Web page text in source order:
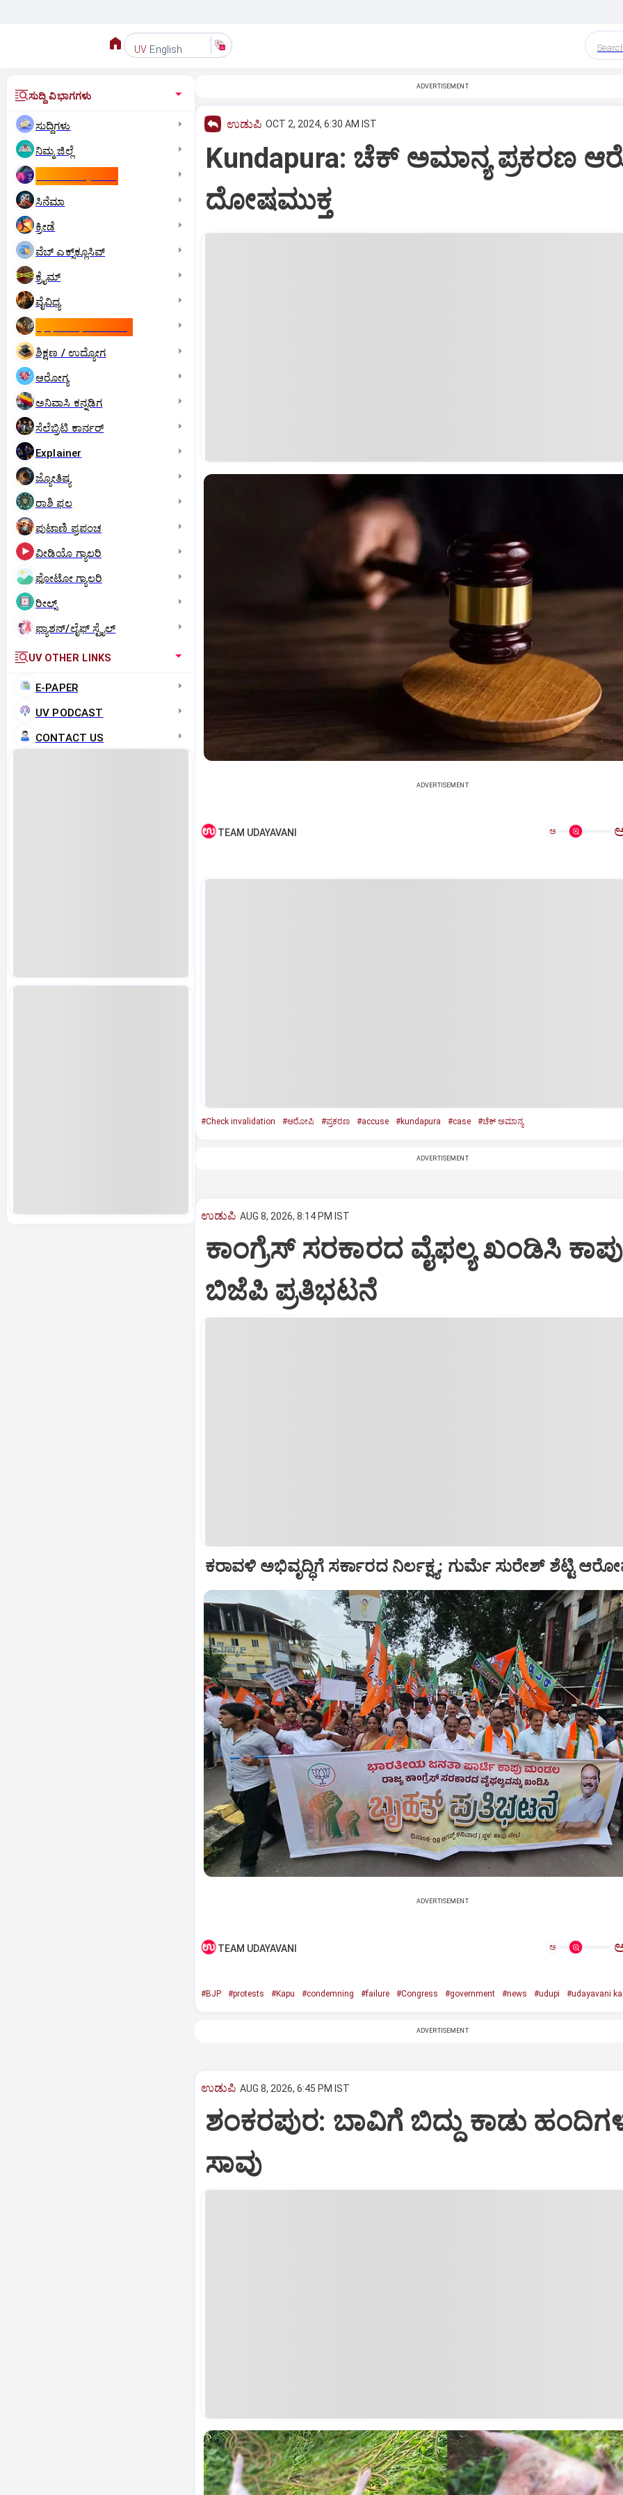
UV English
ಸುದ್ದಿ ವಿಭಾಗಗಳು
ಸುದ್ದಿಗಳು
ನಿಮ್ಮ ಜಿಲ್ಲೆ
ಸಿನೆಮಾ
ಕ್ರೀಡೆ
ವೆಬ್ ಎಕ್ಸ್‌ಕ್ಲೂಸಿವ್
ಕ್ರೈಮ್
ವೈವಿಧ್ಯ
ಶಿಕ್ಷಣ / ಉದ್ಯೋಗ
ಆರೋಗ್ಯ
ಅನಿವಾಸಿ ಕನ್ನಡಿಗ
ಸೆಲೆಬ್ರಿಟಿ ಕಾರ್ನರ್‌
Explainer
ಜ್ಯೋತಿಷ್ಯ
ರಾಶಿ ಫಲ
ಪುಟಾಣಿ ಪ್ರಪಂಚ
ವೀಡಿಯೊ ಗ್ಯಾಲರಿ
ಫೋಟೋ ಗ್ಯಾಲರಿ
ರೀಲ್ಸ್
ಫ್ಯಾಶನ್/ಲೈಫ್‌ ಸ್ಟೈಲ್
UV OTHER LINKS
E-PAPER
UV PODCAST
CONTACT US
ADVERTISEMENT
ಉಡುಪಿ OCT 2, 2024, 6:30 AM IST
Kundapura: ಚೆಕ್‌ ಅಮಾನ್ಯ ಪ್ರಕರಣ
ದೋಷಮುಕ್ತ
ADVERTISEMENT
TEAM UDAYAVANI ಅ
#Check invalidation #ಆರೋಪಿ #ಪ್ರಕರಣ #accuse #kundapura #case #ಚೆಕ್‌ ಅಮಾನ್ಯ
ADVERTISEMENT
ಉಡುಪಿ AUG 8, 2026, 8:14 PM IST
ಕಾಂಗ್ರೆಸ್ ಸರಕಾರದ ವೈಫಲ್ಯ ಖಂಡಿಸಿ
ಬಿಜೆಪಿ ಪ್ರತಿಭಟನೆ
ಕರಾವಳಿ ಅಭಿವೃದ್ಧಿಗೆ ಸರ್ಕಾರದ ನಿರ್ಲಕ್ಷ್ಯ: ಗುರ್ಮೆ ಸುರೇಶ್ ಶೆಟ್ಟಿ
ADVERTISEMENT
TEAM UDAYAVANI ಅ
#BJP #protests #Kapu #condemning #failure #Congress #government #news #udupi #udayavani
ADVERTISEMENT
ಉಡುಪಿ AUG 8, 2026, 6:45 PM IST
ಶಂಕರಪುರ: ಬಾವಿಗೆ ಬಿದ್ದು ಕಾಡು
ಸಾವು